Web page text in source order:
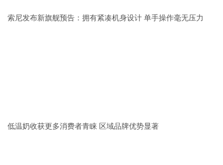
索尼发布新旗舰预告：拥有紧凑机身设计 单手操作毫无压力
低温奶收获更多消费者青睐 区域品牌优势显著